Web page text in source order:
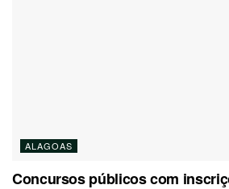
ALAGOAS
Concursos públicos com